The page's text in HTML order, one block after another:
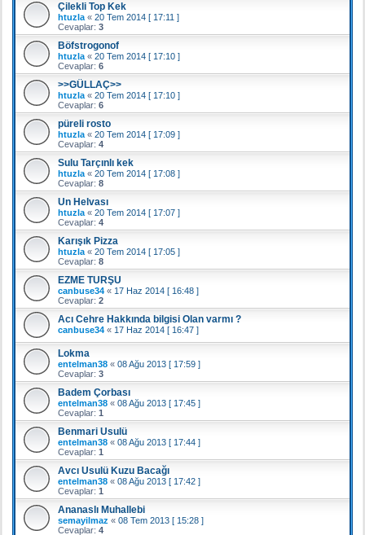
Çilekli Top Kek
htuzla « 20 Tem 2014 [ 17:11 ]
Cevaplar: 3
Böfstrogonof
htuzla « 20 Tem 2014 [ 17:10 ]
Cevaplar: 6
>>GÜLLAÇ>>
htuzla « 20 Tem 2014 [ 17:10 ]
Cevaplar: 6
püreli rosto
htuzla « 20 Tem 2014 [ 17:09 ]
Cevaplar: 4
Sulu Tarçınlı kek
htuzla « 20 Tem 2014 [ 17:08 ]
Cevaplar: 8
Un Helvası
htuzla « 20 Tem 2014 [ 17:07 ]
Cevaplar: 4
Karışık Pizza
htuzla « 20 Tem 2014 [ 17:05 ]
Cevaplar: 8
EZME TURŞU
canbuse34 « 17 Haz 2014 [ 16:48 ]
Cevaplar: 2
Acı Cehre Hakkında bilgisi Olan varmı ?
canbuse34 « 17 Haz 2014 [ 16:47 ]
Lokma
entelman38 « 08 Ağu 2013 [ 17:59 ]
Cevaplar: 3
Badem Çorbası
entelman38 « 08 Ağu 2013 [ 17:45 ]
Cevaplar: 1
Benmari Usulü
entelman38 « 08 Ağu 2013 [ 17:44 ]
Cevaplar: 1
Avcı Usulü Kuzu Bacağı
entelman38 « 08 Ağu 2013 [ 17:42 ]
Cevaplar: 1
Ananaslı Muhallebi
semayilmaz « 08 Tem 2013 [ 15:28 ]
Cevaplar: 4